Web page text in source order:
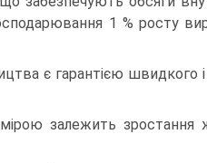
1 % росту
є гарантією швидкого і
залежить зростання